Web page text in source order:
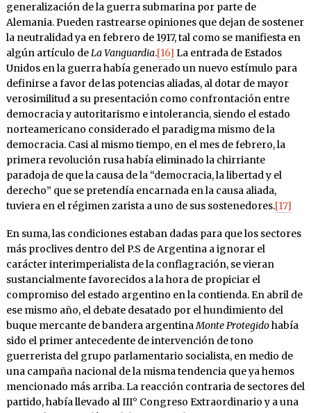
generalización de la guerra submarina por parte de
Alemania. Pueden rastrearse opiniones que dejan de sostener
la neutralidad ya en febrero de 1917, tal como se manifiesta en
algún artículo deLa Vanguardia.[16] La entrada de Estados
Unidos en la guerra había generado un nuevo estímulo para
definirse a favor de las potencias aliadas, al dotar de mayor
verosimilitud a su presentación como confrontación entre
democracia y autoritarismo e intolerancia, siendo el estado
norteamericano considerado el paradigma mismo de la
democracia. Casi al mismo tiempo, en el mes de febrero, la
primera revolución rusa había eliminado la chirriante
paradoja de que la causa de la “democracia, la libertad y el
derecho” que se pretendía encarnada en la causa aliada,
tuviera en el régimen zarista a uno de sus sostenedores.[17]
En suma, las condiciones estaban dadas para que los sectores
más proclives dentro del P.S de Argentina a ignorar el
carácter interimperialista de la conflagración, se vieran
sustancialmente favorecidos a la hora de propiciar el
compromiso del estado argentino en la contienda. En abril de
ese mismo año, el debate desatado por el hundimiento del
buque mercante de bandera argentinaMonte Protegidohabía
sido el primer antecedente de intervención de tono
guerrerista del grupo parlamentario socialista, en medio de
una campaña nacional de la misma tendencia que ya hemos
mencionado más arriba. La reacción contraria de sectores del
partido, había llevado al III° Congreso Extraordinario y a una